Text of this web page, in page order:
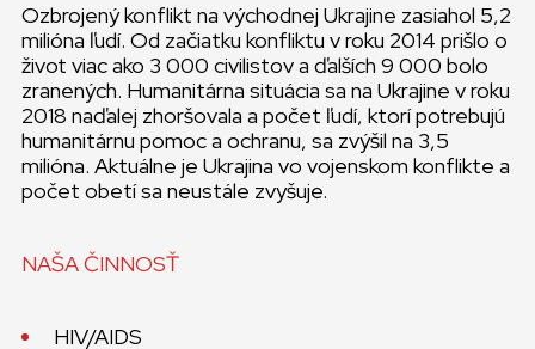
Ozbrojený konflikt na východnej Ukrajine zasiahol 5,2
milióna ľudí. Od začiatku konfliktu v roku 2014 prišlo o
život viac ako 3 000 civilistov a ďalších 9 000 bolo
zranených. Humanitárna situácia sa na Ukrajine v roku
2018 naďalej zhoršovala a počet ľudí, ktorí potrebujú
humanitárnu pomoc a ochranu, sa zvýšil na 3,5
milióna. Aktuálne je Ukrajina vo vojenskom konflikte a
počet obetí sa neustále zvyšuje.
NAŠA ČINNOSŤ
HIV/AIDS